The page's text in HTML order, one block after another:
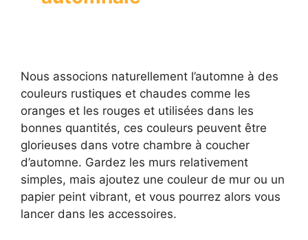
Nous associons naturellement l’automne à des
couleurs rustiques et chaudes comme les
oranges et les rouges et utilisées dans les
bonnes quantités, ces couleurs peuvent être
glorieuses dans votre chambre à coucher
d’automne. Gardez les murs relativement
simples, mais ajoutez une couleur de mur ou un
papier peint vibrant, et vous pourrez alors vous
lancer dans les accessoires.